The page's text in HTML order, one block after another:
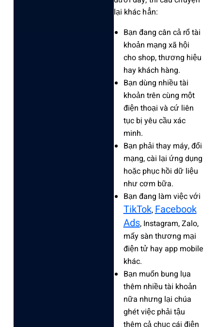
lại khác hẳn:
Bạ‌n đang cân cả rổ tài
khoản mạng xã hội
cho shop, thương hiệu
hay khách hàng.‌
Bạn dùng nhiều tài
khoản trên cùng một
điện thoại và cứ liên
tục bị yêu cầu xác
minh‌.
Bạn phải thay máy, đổi
mạng, cài lại ứng dụng
hoặc phục hồi dữ liệu
như cơm bữa.
‌Bạn đang làm việc với
TikTok, Faceb‌ook
Ads, Insta‌gram, Zalo‌,
mấy sàn thươn‌g mại
điện tử hay app mobile
khác.
‌Bạn muốn bung lụa
thêm nhiều tài khoản
nữa nhưng lại chúa
ghét‌ việc phải tậu
thêm cả chục cái điện